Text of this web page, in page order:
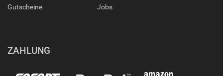
Gutscheine Jobs
ZAHLUNG